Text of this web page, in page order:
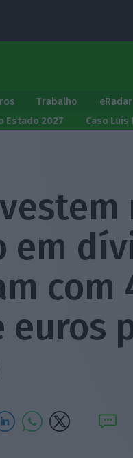
Trabalho eRadar
Estado 2027
Caso Luís
em
com
euros